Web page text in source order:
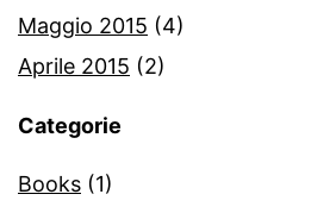
Maggio 2015 (4)
Aprile 2015 (2)
Categorie
Books (1)